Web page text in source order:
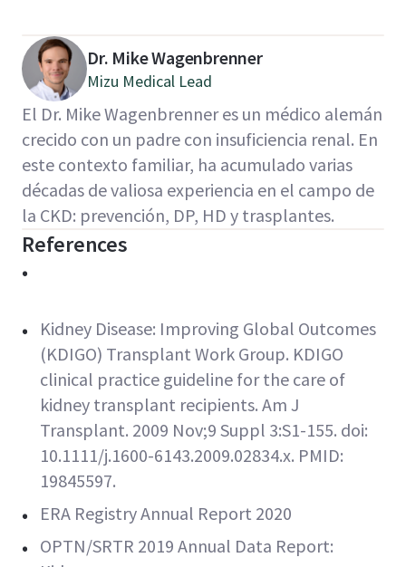
Dr. Mike Wagenbrenner
Mizu Medical Lead
El Dr. Mike Wagenbrenner es un médico alemán
crecido con un padre con insuficiencia renal. En
este contexto familiar, ha acumulado varias
décadas de valiosa experiencia en el campo de
la CKD: prevención, DP, HD y trasplantes.
References
Kidney Disease: Improving Global Outcomes
(KDIGO) Transplant Work Group. KDIGO
clinical practice guideline for the care of
kidney transplant recipients. Am J
Transplant. 2009 Nov;9 Suppl 3:S1-155. doi:
10.1111/j.1600-6143.2009.02834.x. PMID:
19845597.
ERA Registry Annual Report 2020
OPTN/SRTR 2019 Annual Data Report: